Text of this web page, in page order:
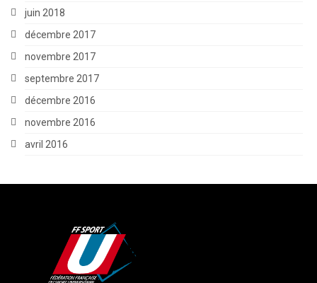
juin 2018
décembre 2017
novembre 2017
septembre 2017
décembre 2016
novembre 2016
avril 2016